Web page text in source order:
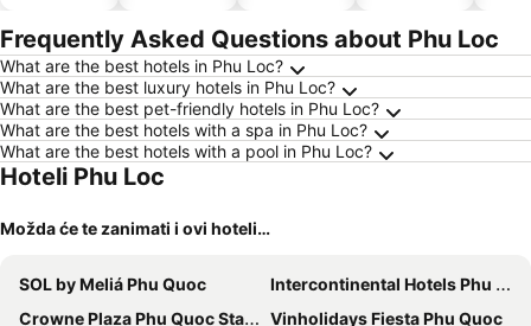
Frequently Asked Questions about Phu Loc
What are the best hotels in Phu Loc?
What are the best luxury hotels in Phu Loc?
What are the best pet-friendly hotels in Phu Loc?
What are the best hotels with a spa in Phu Loc?
What are the best hotels with a pool in Phu Loc?
Hoteli Phu Loc
Možda će te zanimati i ovi hoteli…
SOL by Meliá Phu Quoc
Intercontinental Hotels Phu Quoc Long Beach Resort By Ihg
Crowne Plaza Phu Quoc Starbay By Ihg
Vinholidays Fiesta Phu Quoc